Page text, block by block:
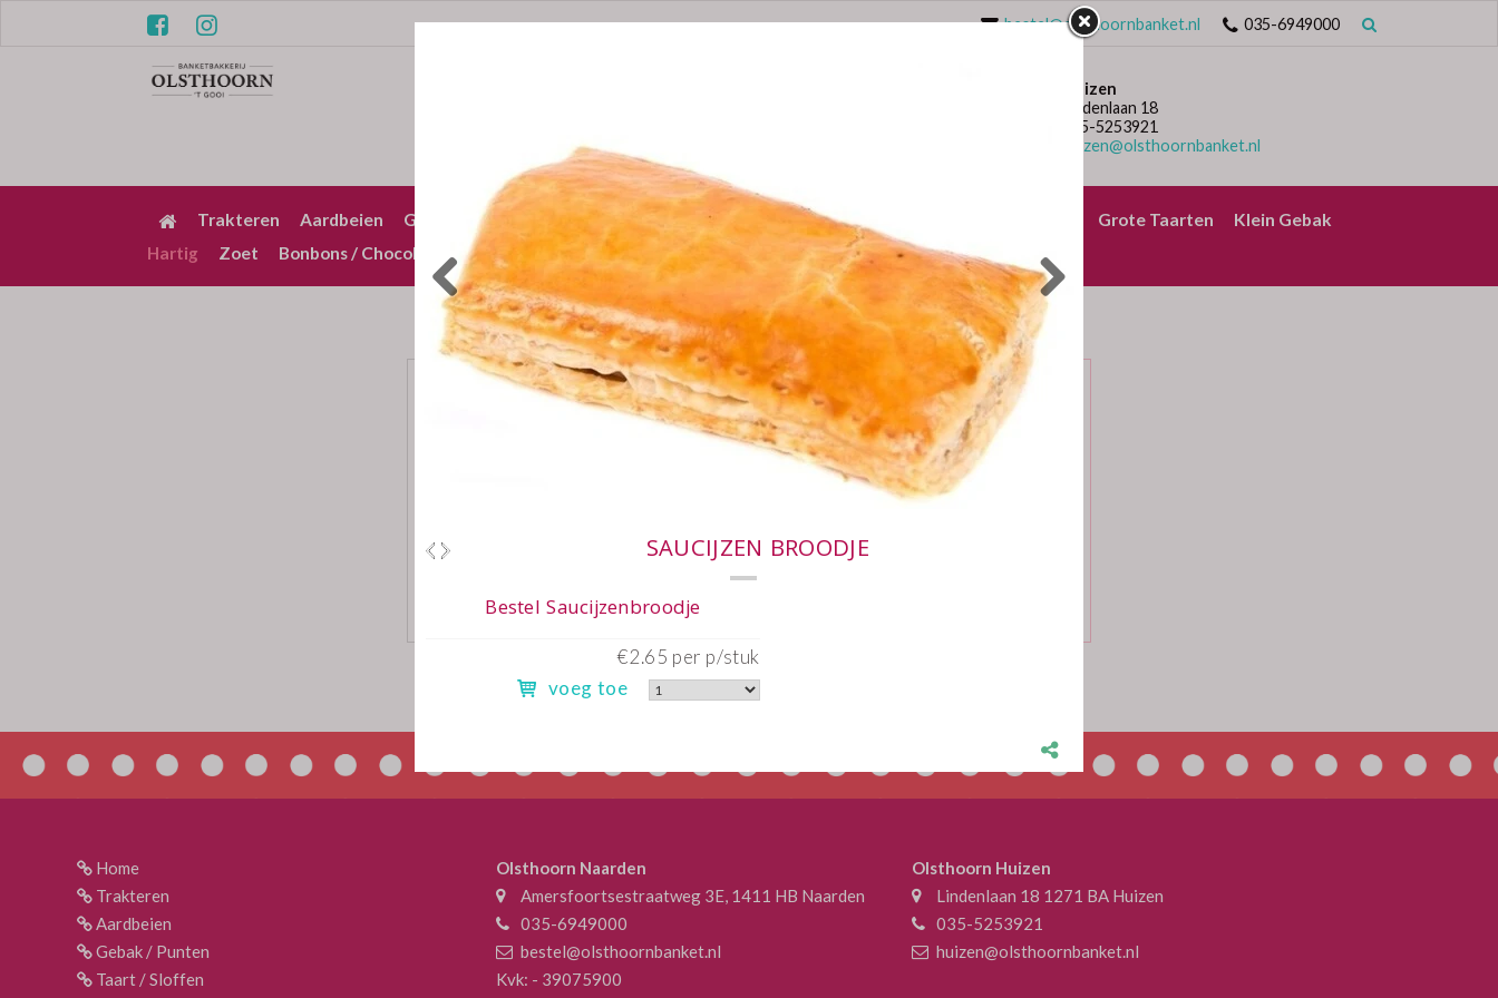
bestel@olsthoornbanket.nl 035-6949000
Huizen
Lindenlaan 18
035-5253921
huizen@olsthoornbanket.nl
Trakteren Aardbeien Gebak / Punten Taart / Sloffen Groot Brood Klein Brood Grote Taarten
Klein Gebak
Hartig
Zoet Bonbons / Chocolade Bezorgkosten Dieet/allergie Gevuld Brood Werken Bij
SAUCIJZEN BROODJE
Bestel Saucijzenbroodje
Home
Trakteren
Aardbeien
Gebak / Punten
Taart / Sloffen
Olsthoorn Naarden
Amersfoortsestraatweg 3E, 1411 HB Naarden
035-6949000
bestel@olsthoornbanket.nl
Kvk: - 39075900
Olsthoorn Huizen
Lindenlaan 18 1271 BA Huizen
035-5253921
huizen@olsthoornbanket.nl